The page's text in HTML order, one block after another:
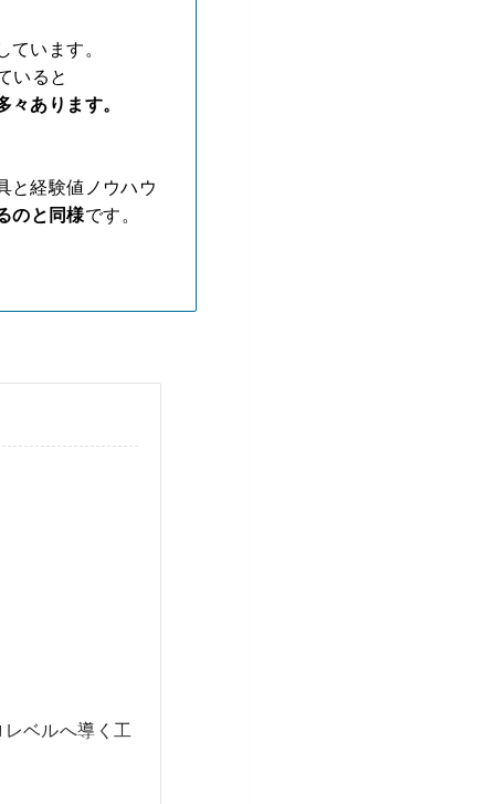
います。
いると
あります。
と経験値ノウハウ
のと同様です。
ベルへ導く工